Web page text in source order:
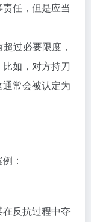
任，但是应当
过必要限度，
如，对方持刀
常会被认定为
：
反抗过程中夺